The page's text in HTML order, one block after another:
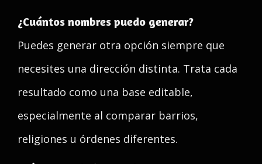
¿Cuántos nombres puedo generar?
Puedes generar otra opción siempre que
necesites una dirección distinta. Trata cada
resultado como una base editable,
especialmente al comparar barrios,
religiones u órdenes diferentes.